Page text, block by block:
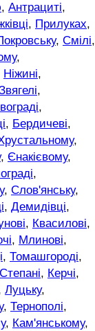
, Антрациті,
, Прилуках,
, Смілі,
,
Ніжині,
,
,
, Бердичеві,
,
, Єнакієвому,
,
, Слов'янську,
, Демидівці,
, Квасилові,
, Млинові,
, Томашгороді,
Степані, Керчі,
Луцьку,
, Тернополі,
, Кам'янському,